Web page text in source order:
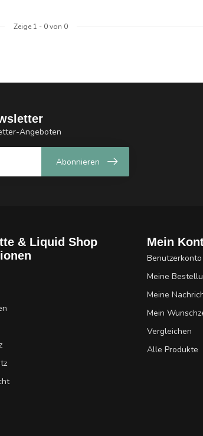
Zeige 1 - 0von 0
Angeboten
Abonnieren
& Liquid Shop
Mein
Meine
Meine
Mein
Vergleichen
Alle Produkte